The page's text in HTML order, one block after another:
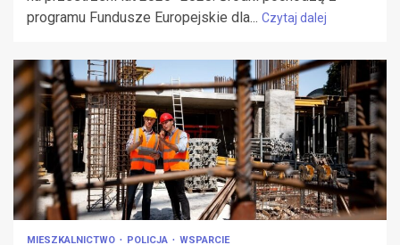
programu Fundusze Europejskie dla... Czytaj dalej
MIESZKALNICTWO POLICJA WSPARCIE